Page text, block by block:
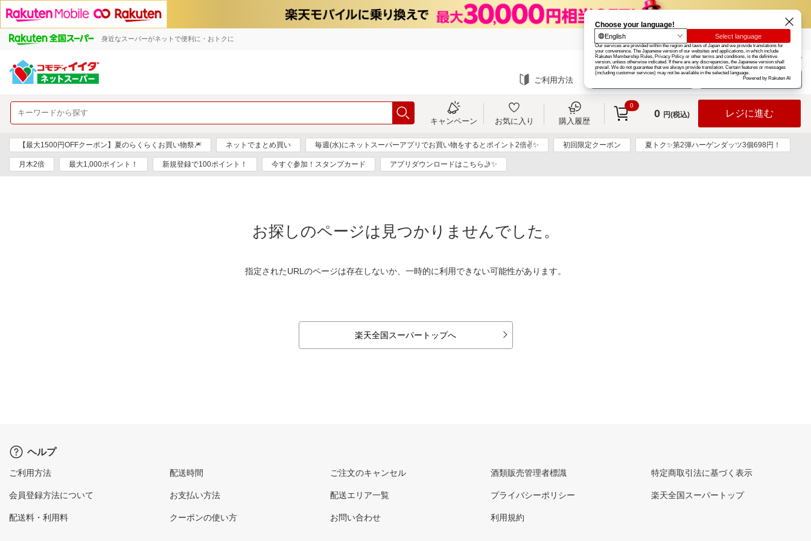
身近なスーパーがネットで便利に・おトクに 楽天グループ カード
お知らせ ヘルプ
ご利用方法 ログイン
キャンペーン お気に入り 購入履歴
0
0 円(税込) レジに進む
【最大1500円OFFクーポン】夏のらくらくお買い物祭🎆 ネットでまとめ買い 毎週(水)にネットスーパーアプリでお買い物をするとポイント2倍✌✨ 初回限定クーポン 夏トク✨第2弾ハーゲンダッツ3個698円！
月木2倍 最大1,000ポイント！ 新規登録で100ポイント！ 今すぐ参加！スタンプカード アプリダウンロードはこちら🤳✨
お探しのページは見つかりませんでした。
指定されたURLのページは存在しないか、一時的に利用できない可能性があります。
楽天全国スーパートップへ
ヘルプ
ご利用方法
会員登録方法について
配送料・利用料
配送時間
お支払い方法
クーポンの使い方
ご注文のキャンセル
配送エリア一覧
お問い合わせ
酒類販売管理者標識
プライバシーポリシー
利用規約
特定商取引法に基づく表示
楽天全国スーパートップ